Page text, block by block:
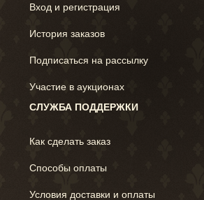
Вход и регистрация
История заказов
Подписаться на рассылку
Участие в аукционах
СЛУЖБА ПОДДЕРЖКИ
Как сделать заказ
Способы оплаты
Условия доставки и оплаты